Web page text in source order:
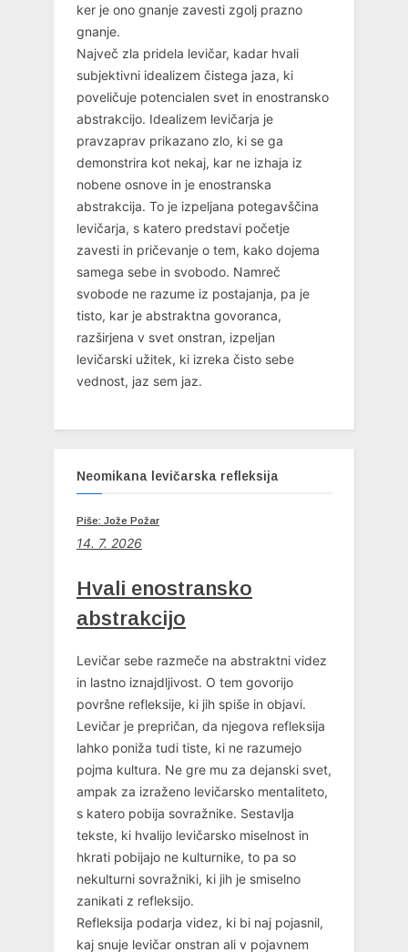
ker je ono gnanje zavesti zgolj prazno
gnanje.
Največ zla pridela levičar, kadar hvali
subjektivni idealizem čistega jaza, ki
poveličuje potencialen svet in enostransko
abstrakcijo. Idealizem levičarja je
pravzaprav prikazano zlo, ki se ga
demonstrira kot nekaj, kar ne izhaja iz
nobene osnove in je enostranska
abstrakcija. To je izpeljana potegavščina
levičarja, s katero predstavi početje
zavesti in pričevanje o tem, kako dojema
samega sebe in svobodo. Namreč
svobode ne razume iz postajanja, pa je
tisto, kar je abstraktna govoranca,
razširjena v svet onstran, izpeljan
levičarski užitek, ki izreka čisto sebe
vednost, jaz sem jaz.
Neomikana levičarska refleksija
Piše: Jože Požar
14. 7. 2026
Hvali enostransko
abstrakcijo
Levičar sebe razmeče na abstraktni videz
in lastno iznajdljivost. O tem govorijo
površne refleksije, ki jih spiše in objavi.
Levičar je prepričan, da njegova refleksija
lahko poniža tudi tiste, ki ne razumejo
pojma kultura. Ne gre mu za dejanski svet,
ampak za izraženo levičarsko mentaliteto,
s katero pobija sovražnike. Sestavlja
tekste, ki hvalijo levičarsko miselnost in
hkrati pobijajo ne kulturnike, to pa so
nekulturni sovražniki, ki jih je smiselno
zanikati z refleksijo.
Refleksija podarja videz, ki bi naj pojasnil,
kaj snuje levičar onstran ali v pojavnem